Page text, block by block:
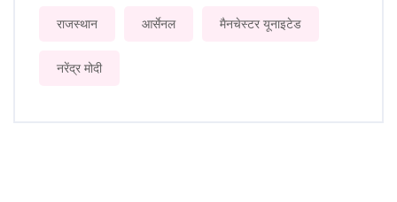
राजस्थान आर्सेनल मैनचेस्टर यूनाइटेड
नरेंद्र मोदी